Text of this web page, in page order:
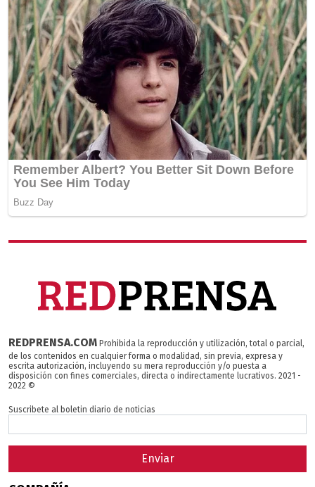
REDPRENSA.COM Prohibida la reproducción y utilización, total o parcial,
de los contenidos en cualquier forma o modalidad, sin previa, expresa y
escrita autorización, incluyendo su mera reproducción y/o puesta a
disposición con fines comerciales, directa o indirectamente lucrativos. 2021 -
2022 ©
Suscribete al boletin diario de noticias
Enviar